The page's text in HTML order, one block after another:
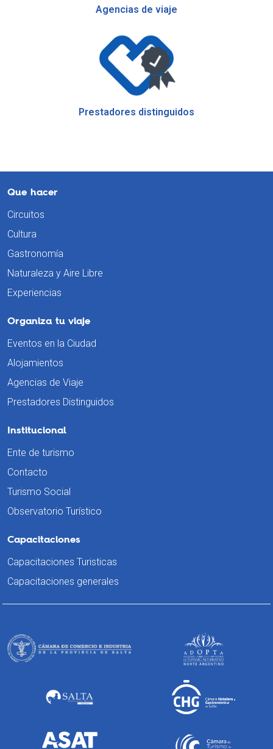
Agencias de viaje
Prestadores distinguidos
Que hacer
Circuitos
Cultura
Gastronomía
Naturaleza y Aire Libre
Experiencias
Organiza tu viaje
Eventos en la Ciudad
Alojamientos
Agencias de Viaje
Prestadores Distinguidos
Institucional
Ente de turismo
Contacto
Turismo Social
Observatorio Turístico
Capacitaciones
Capacitaciones Turisticas
Capacitaciones generales